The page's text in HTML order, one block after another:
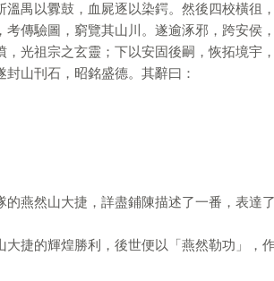
禺以釁鼓，血屍逐以染鍔。然後四校橫徂
傳驗圖，窮覽其山川。遂逾涿邪，跨安侯
光祖宗之玄靈；下以安固後嗣，恢拓境宇
山刊石，昭銘盛德。其辭曰：
燕然山大捷，詳盡鋪陳描述了一番，表達
捷的輝煌勝利，後世便以「燕然勒功」，